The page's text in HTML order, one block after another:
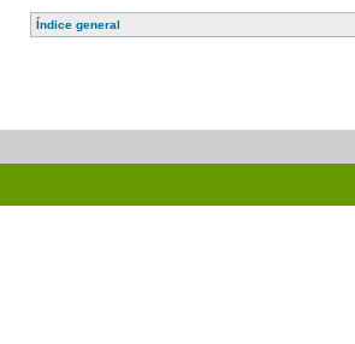
Índice general